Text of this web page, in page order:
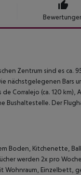
Zentrum sind es ca.
nächstgelegenen Bars
(ca. 120 km),
Bushaltestelle. Der
Boden, Kitchenette,
werden 2x pro
Wohnraum, Einzelbett,